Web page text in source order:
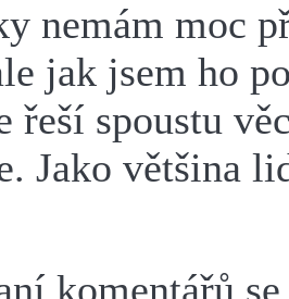
nemám moc
jak jsem ho
řeší spoustu
Jako většina
komentářů